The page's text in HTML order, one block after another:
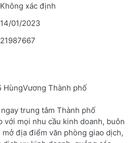
Không xác định
14/01/2023
21987667
HùngVương Thành phố
trung tâm Thành phố
với mọi nhu cầu kinh doanh, buôn
mở địa điểm văn phòng giao dịch,